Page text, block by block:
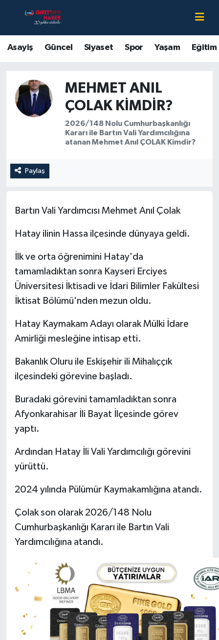
Asayiş Güncel Siyaset Spor Yaşam Eğitim
MEHMET ANIL
ÇOLAK KIMDIR?
2026/148 Nolu Cumhurbaşkanlığı
Kararı ile Bartın Vali Yardımcılığına
atanan Mehmet Anıl ÇOLAK Kimdir?
Paylaş
Bartın Vali Yardımcısı Mehmet Anıl Çolak
Hatay ilinin Hassa ilçesinde dünyaya geldi.
İlk ve orta öğrenimini Hatay'da
tamamladıktan sonra Kayseri Erciyes
Üniversitesi İktisadi ve İdari Bilimler Fakültesi
İktisat Bölümü'nden mezun oldu.
Hatay Kaymakam Adayı olarak Mülki İdare
Amirliği mesleğine intisap etti.
Bakanlık Oluru ile Eskişehir ili Mihalıççık
ilçesindeki görevine başladı.
Buradaki görevini tamamladıktan sonra
Afyonkarahisar İli Bayat İlçesinde görev
yaptı.
Ardından Hatay İli Vali Yardımcılığı görevini
yürüttü.
2024 yılında Pülümür Kaymakamlığına atandı.
Çolak son olarak 2026/148 Nolu
Cumhurbaşkanlığı Kararı ile Bartın Vali
Yardımcılığına atandı.
Asayiş
Bartın Hakkında
Çevre
Eğitim
Güncel
Magazin
Medya
Sağlık
Sinema
Siyaset
Spor
Turizm
Yerel Yönetimler
DÜNYA
YEREL
Bartın Nöbetçi Eczaneler
Bartın Hava Durumu
Bartin Namaz Vakitleri
Bartın Trafik Yoğunluk Haritası
Süper Lig Puan Durumu ve Fikstür
Tüm Manşetler
Haber Arşivi